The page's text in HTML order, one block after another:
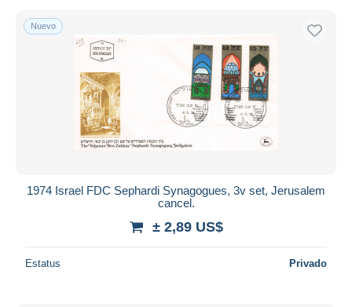
Nuevo
1974 Israel FDC Sephardi Synagogues, 3v set, Jerusalem
cancel.
± 2,89 US$
Estatus Privado